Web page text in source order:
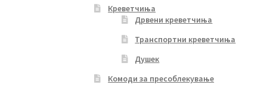
Креветчиња
Дрвени креветчиња
Транспортни креветчиња
Душек
Комоди за пресоблекување